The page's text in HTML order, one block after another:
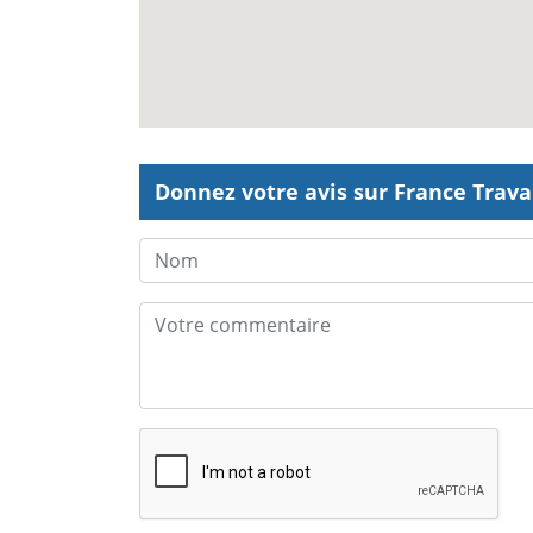
Donnez votre avis sur France